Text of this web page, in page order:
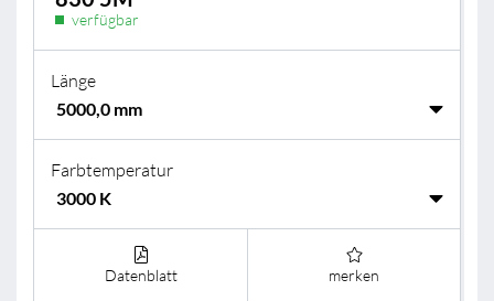
verfügbar
Länge
Farbtemperatur
Datenblatt merken